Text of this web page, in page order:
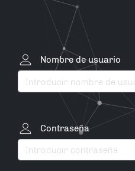
Nombre de usuario
Contraseña